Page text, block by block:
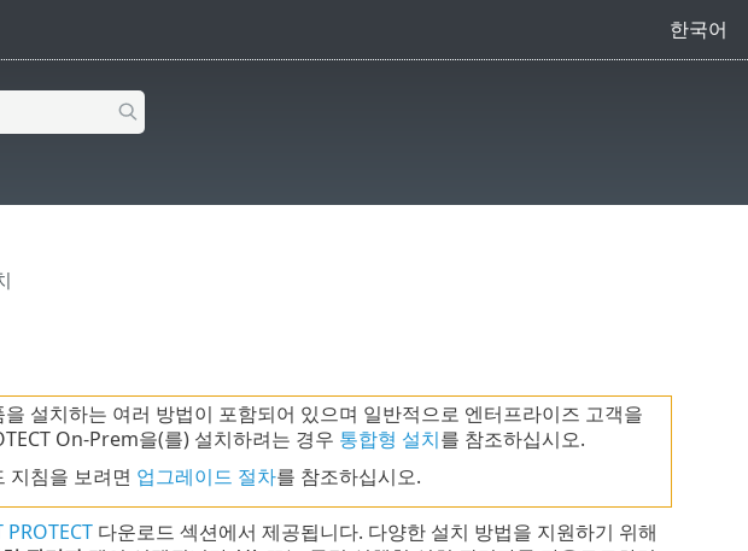
한국어
설치하는 여러 방법이 포함되어 있으며 일반적으로 엔터프라이즈 고객을
On-Prem을(를) 설치하려는 경우 통합형 설치를 참조하십시오.
지침을 보려면 업그레이드 절차를 참조하십시오.
PROTECT다운로드 섹션에서 제공됩니다. 다양한 설치 방법을 지원하기 위해